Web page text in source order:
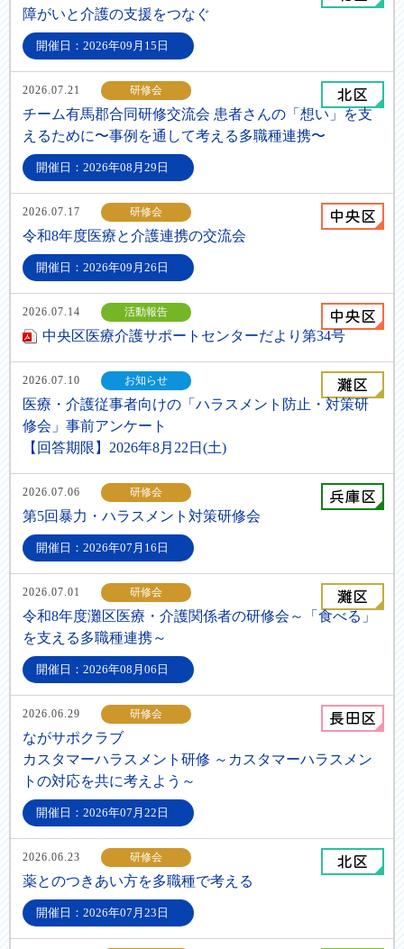
障がいと介護の支援をつなぐ
開催日：2026年09月15日
2026.07.21 研修会
チーム有馬郡合同研修交流会 患者さんの「想い」を支
えるために〜事例を通して考える多職種連携〜
開催日：2026年08月29日
2026.07.17 研修会
令和8年度医療と介護連携の交流会
開催日：2026年09月26日
2026.07.14 活動報告
中央区医療介護サポートセンターだより第34号
2026.07.10 お知らせ
医療・介護従事者向けの「ハラスメント防止・対策研
修会」事前アンケート
【回答期限】2026年8月22日(土)
2026.07.06 研修会
第5回暴力・ハラスメント対策研修会
開催日：2026年07月16日
2026.07.01 研修会
令和8年度灘区医療・介護関係者の研修会～「食べる」
を支える多職種連携～
開催日：2026年08月06日
2026.06.29 研修会
ながサポクラブ
カスタマーハラスメント研修 ～カスタマーハラスメン
トの対応を共に考えよう～
開催日：2026年07月22日
2026.06.23 研修会
薬とのつきあい方を多職種で考える
開催日：2026年07月23日